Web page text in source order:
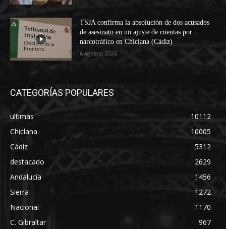
TSJA confirma la absolución de dos acusados
de asesinato en un ajuste de cuentas por
narcotráfico en Chiclana (Cádiz)
6 agosto, 2026
CATEGORÍAS POPULARES
ultimas
10112
Chiclana
10005
Cádiz
5312
destacado
2629
Andalucía
1456
Sierra
1272
Nacional
1170
C. Gibraltar
967